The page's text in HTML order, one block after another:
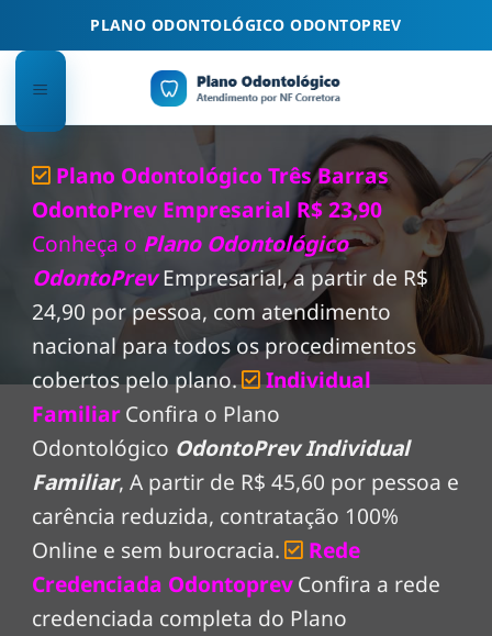
PLANO ODONTOLÓGICO ODONTOPREV
Plano Odontológico Três Barras
OdontoPrev Empresarial R$ 23,90
Conheça o Plano Odontológico
OdontoPrev Empresarial, a partir de R$
24,90 por pessoa, com atendimento
nacional para todos os procedimentos
cobertos pelo plano.
Individual
FamiliarConfira o Plano
Odontológico OdontoPrev Individual
Familiar, A partir de R$ 45,60 por pessoa e
carência reduzida, contratação 100%
Online e sem burocracia.
Rede
Credenciada OdontoprevConfira a rede
credenciada completa do Plano